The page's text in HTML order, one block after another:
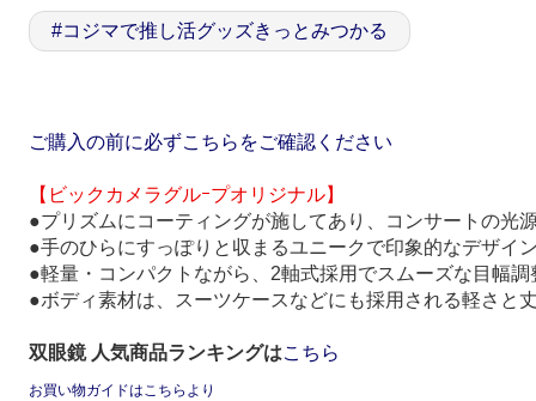
#コジマで推し活グッズきっとみつかる
ご購入の前に必ずこちらをご確認ください
【ビックカメラグルｰプオリジナル】
●プリズムにコーティングが施してあり、コンサートの光
●手のひらにすっぽりと収まるユニークで印象的なデザイ
●軽量・コンパクトながら、2軸式採用でスムーズな目幅調
●ボディ素材は、スーツケースなどにも採用される軽さと
双眼鏡 人気商品ランキングはこちら
お買い物ガイドはこちらより